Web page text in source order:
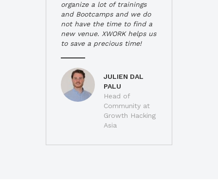
organize a lot of trainings
and Bootcamps and we do
not have the time to find a
new venue. XWORK helps us
to save a precious time!
JULIEN DAL
PALU
Head of
Community at
Growth Hacking
Asia